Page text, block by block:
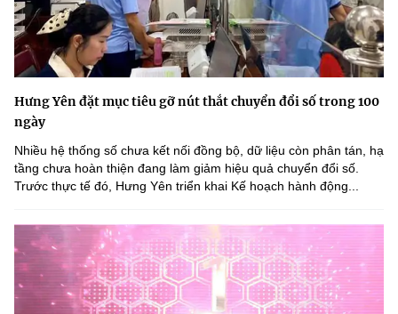
Hưng Yên đặt mục tiêu gỡ nút thắt chuyển đổi số trong 100
ngày
Nhiều hệ thống số chưa kết nối đồng bộ, dữ liệu còn phân tán, hạ
tầng chưa hoàn thiện đang làm giảm hiệu quả chuyển đổi số.
Trước thực tế đó, Hưng Yên triển khai Kế hoạch hành động...